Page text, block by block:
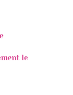
le